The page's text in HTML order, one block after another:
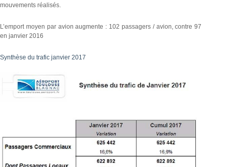
mouvements réalisés.
L’emport moyen par avion augmente : 102 passagers / avion, contre 97
en janvier 2016
Synthèse du trafic janvier 2017